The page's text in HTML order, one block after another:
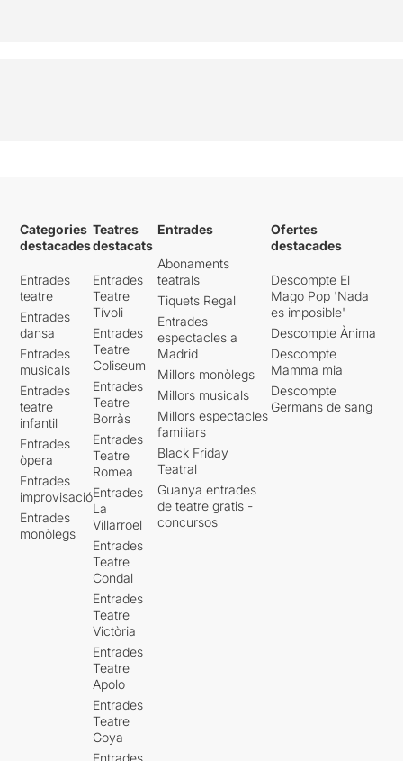
Categories
destacades
Entrades
teatre
Entrades
dansa
Entrades
musicals
Entrades
teatre
infantil
Entrades
òpera
Entrades
improvisació
Entrades
monòlegs
Teatres
destacats
Entrades
Teatre
Tívoli
Entrades
Teatre
Coliseum
Entrades
Teatre
Borràs
Entrades
Teatre
Romea
Entrades
La
Villarroel
Entrades
Teatre
Condal
Entrades
Teatre
Victòria
Entrades
Teatre
Apolo
Entrades
Teatre
Goya
Entrades
Abonaments
teatrals
Tiquets Regal
Entrades
espectacles a
Madrid
Millors monòlegs
Millors musicals
Millors espectacles
familiars
Black Friday
Teatral
Guanya entrades
de teatre gratis -
concursos
Ofertes
destacades
Descompte El
Mago Pop 'Nada
es imposible'
Descompte Ànima
Descompte
Mamma mia
Descompte
Germans de sang